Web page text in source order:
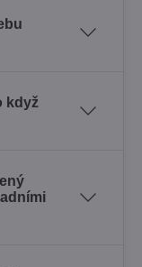
když